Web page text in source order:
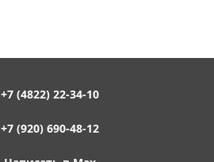
+7 (4822) 22-34-10
+7 (920) 690-48-12